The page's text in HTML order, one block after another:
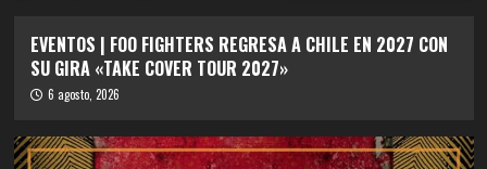
EVENTOS | FOO FIGHTERS REGRESA A CHILE EN 2027 CON
SU GIRA «TAKE COVER TOUR 2027»
6 agosto, 2026